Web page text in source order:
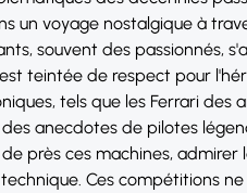
un voyage nostalgique à
souvent des passionnés,
teintée de respect pour
tels que les Ferrari des
anecdotes de pilotes
près ces machines, admirer
Ces compétitions